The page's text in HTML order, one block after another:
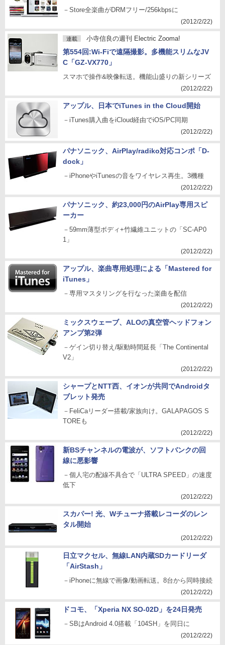
－Store全楽曲がDRMフリー/256kbpsに
(2012/2/22)
連載 小寺信良の週刊 Electric Zooma!
第554回:Wi-Fiで遠隔撮影。多機能スリムなJV
C「GZ-VX770」
スマホで操作&映像転送。機能山盛りの新シリーズ
(2012/2/22)
アップル、日本でiTunes in the Cloud開始
－iTunes購入曲をiCloud経由でiOS/PC同期
(2012/2/22)
パナソニック、AirPlay/radiko対応コンポ「D-
dock」
－iPhoneやiTunesの音をワイヤレス再生。3機種
(2012/2/22)
パナソニック、約23,000円のAirPlay専用スピ
ーカー
－59mm薄型ボディ+竹繊維ユニットの「SC-AP0
1」
(2012/2/22)
アップル、楽曲専用処理による「Mastered for
iTunes」
－専用マスタリングを行なった楽曲を配信
(2012/2/22)
ミックスウェーブ、ALOの真空管ヘッドフォン
アンプ第2弾
－ゲイン切り替え/駆動時間延長「The Continental
V2」
(2012/2/22)
シャープとNTT西、イオンが共同でAndroidタ
ブレット発売
－FeliCaリーダー搭載/家族向け。GALAPAGOS S
TOREも
(2012/2/22)
新BSチャンネルの電波が、ソフトバンクの回
線に悪影響
－個人宅の配線不具合で「ULTRA SPEED」の速度
低下
(2012/2/22)
スカパー! 光、Wチューナ搭載レコーダのレン
タル開始
(2012/2/22)
日立マクセル、無線LAN内蔵SDカードリーダ
「AirStash」
－iPhoneに無線で画像/動画転送。8台から同時接続
(2012/2/22)
ドコモ、「Xperia NX SO-02D」を24日発売
－SBはAndroid 4.0搭載「104SH」を同日に
(2012/2/22)